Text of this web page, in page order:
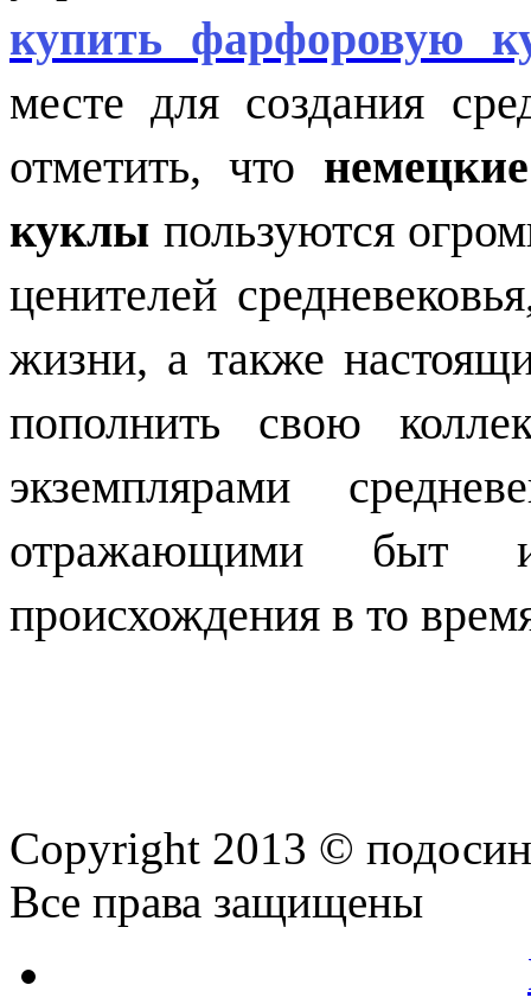
купить фарфоровую
месте для создания
отметить, что
куклы пользуются
ценителей
жизни, а также
пополнить свою
экземплярами
отражающими быт
происхождения в то
Copyright 2013 ©
Все права защищены